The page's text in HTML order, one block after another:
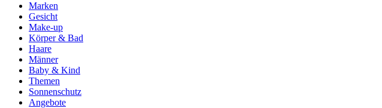
Marken
Gesicht
Make-up
Körper & Bad
Haare
Männer
Baby & Kind
Themen
Sonnenschutz
Angebote